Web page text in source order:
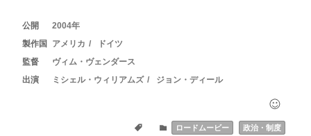
2004
アメリカ
ドイツ
ヴィム・ヴェンダース
ミシェル・ウィリアムズ
ジョン・ディール
ロードムービー 政治・制度